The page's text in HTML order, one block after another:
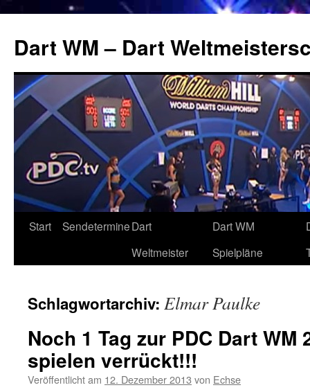
springen
Dart WM – Dart
Start SendetermineDart
Weltmeister
Dart WM
Spielpläne
Schlagwortarchiv: Elmar Paulke
Noch 1 Tag zur PDC Dart WM
spielen verrückt!!!
Veröffentlicht am 12. Dezember 2013 von Echse